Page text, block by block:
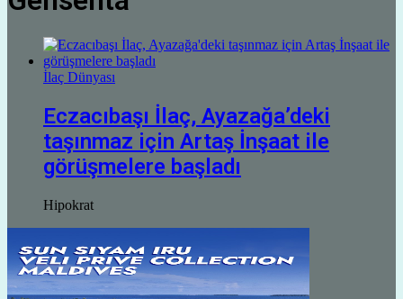
İlaç Dünyası
Eczacıbaşı İlaç, Ayazağa’deki
taşınmaz için Artaş İnşaat ile
görüşmelere başladı
Hipokrat